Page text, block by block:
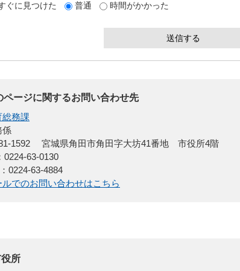
ぐに見つけた
普通 時間がかかった
ページに関するお問い合わせ先
総務課
係
1592
宮城県角田市角田字大坊41番地 市役所4階
0224-63-0130
0224-63-4884
ルでのお問い合わせはこちら
所